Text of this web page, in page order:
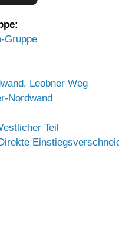
Gruppe
Leobner Weg
Nordwand
Teil